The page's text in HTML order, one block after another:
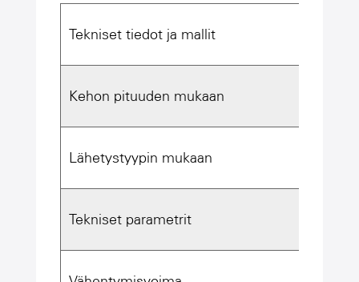
Tekniset tiedot ja mallit
Kehon pituuden mukaan
Lähetystyypin mukaan
Tekniset parametrit